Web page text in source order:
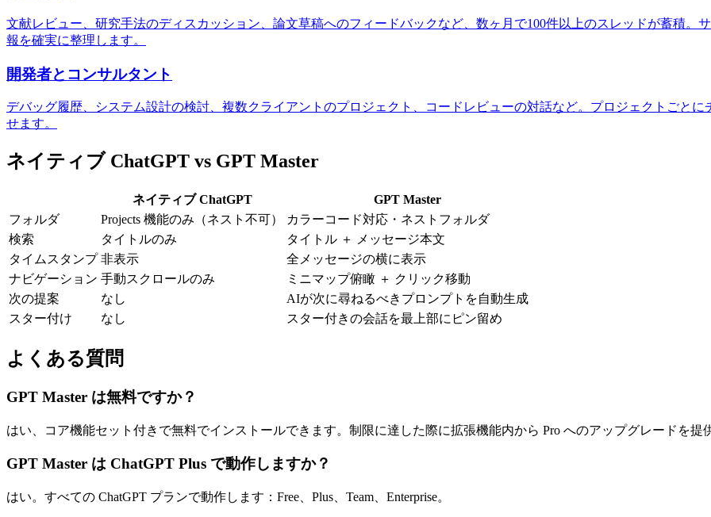
文献レビュー、研究手法のディスカッション、論文草稿へのフィードバックなど、数ヶ月で100件以上のスレッドが蓄積。
報を確実に整理します。
開発者とコンサルタント
デバッグ履歴、システム設計の検討、複数クライアントのプロジェクト、コードレビューの対話など。プロジェクトごと
せます。
ネイティブ ChatGPT vs GPT Master
ネイティブ ChatGPT
GPT Master
フォルダ
Projects 機能のみ（ネスト不可）
カラーコード対応・ネストフォルダ
検索
タイトルのみ
タイトル ＋ メッセージ本文
タイムスタンプ 非表示
全メッセージの横に表示
ナビゲーション 手動スクロールのみ
ミニマップ俯瞰 ＋ クリック移動
次の提案
なし
AIが次に尋ねるべきプロンプトを自動生成
スター付け
なし スター付きの会話を最上部にピン留め
よくある質問
GPT Master は無料ですか？
はい、コア機能セット付きで無料でインストールできます。制限に達した際に拡張機能内から Pro へのアップグレードを提
GPT Master は ChatGPT Plus で動作しますか？
はい。すべての ChatGPT プランで動作します：Free、Plus、Team、Enterprise。